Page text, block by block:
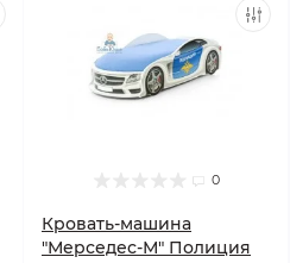
0
Кровать-машина
"Мерседес-М" Полиция